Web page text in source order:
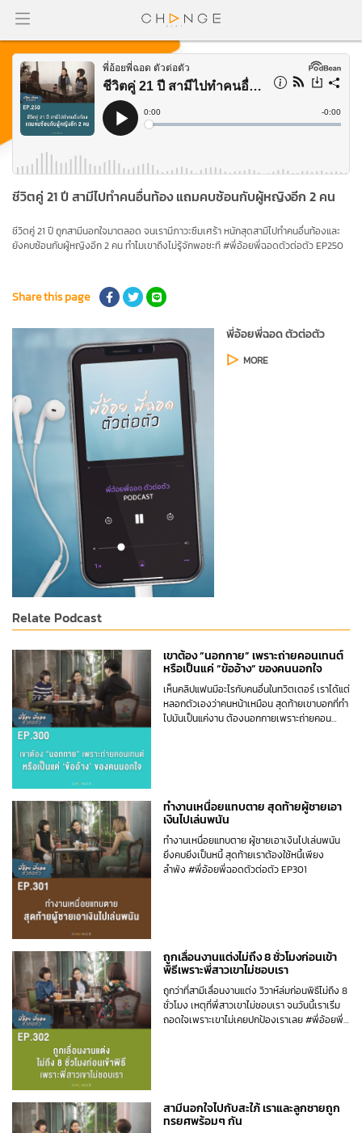
ชีวิตคู่ 21 ปี สามีไปทำคนอื่นท้อง แถมคบซ้อนกับผู้หญิงอีก 2 คน
ชีวิตคู่ 21 ปี ถูกสามีนอกใจมาตลอด จนเรามีภาวะซึมเศร้า หนักสุดสามีไปทำคนอื่นท้องและ
ยังคบซ้อนกับผู้หญิงอีก 2 คน ทำไมเขาถึงไม่รู้จักพอซะที #พี่อ้อยพี่ฉอดตัวต่อตัว EP250
Share this page
พี่อ้อยพี่ฉอด ตัวต่อตัว
MORE
Relate Podcast
เขาต้อง “นอกกาย” เพราะถ่ายคอนเทนต์
หรือเป็นแค่ “ข้ออ้าง” ของคนนอกใจ
เห็นคลิปแฟนมีอะไรกับคนอื่นในทวิตเตอร์ เราได้แต่
หลอกตัวเองว่าคนหน้าเหมือน สุดท้ายเขาบอกที่ทำ
ไปมันเป็นแค่งาน ต้องนอกกายเพราะถ่ายคอน
ทำงานเหนื่อยแทบตาย สุดท้ายผู้ชายเอา
เงินไปเล่นพนัน
ทำงานเหนื่อยแทบตาย ผู้ชายเอาเงินไปเล่นพนัน
ยิ่งคบยิ่งเป็นหนี้ สุดท้ายเราต้องใช้หนี้เพียง
ลำพัง #พี่อ้อยพี่ฉอดตัวต่อตัว EP301
ถูกเลื่อนงานแต่งไม่ถึง 8 ชั่วโมงก่อนเข้า
พิธีเพราะพี่สาวเขาไม่ชอบเรา
ถูกว่าที่สามีเลื่อนงานแต่ง วิวาห์ล่มก่อนพิธีไม่ถึง 8
ชั่วโมง เหตุที่พี่สาวเขาไม่ชอบเรา จนวันนี้เราเริ่ม
ถอดใจเพราะเขาไม่เคยปกป้องเราเลย #พี่อ้อยพี่
สามีนอกใจไปกับสะใภ้ เราและลูกชายถูก
ทรยศพร้อมๆ กัน